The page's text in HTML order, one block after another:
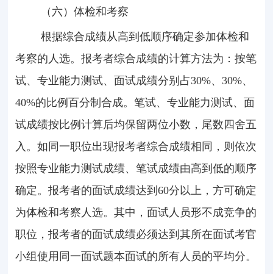
（六）体检和考察
根据综合成绩从高到低顺序确定参加体检和
考察的人选。报考者综合成绩的计算方法为：按笔
试、专业能力测试、面试成绩分别占30%、 30%、
40%的比例百分制合成。笔试、专业能力测试、面
试成绩按比例计算后均保留两位小数，尾数四舍五
入。如同一职位出现报考者综合成绩相同，则依次
按照专业能力测试成绩、笔试成绩由高到低的顺序
确定。报考者的面试成绩达到 60分以上，方可确定
为体检和考察人选。其中，面试人员形不成竞争的
职位，报考者的面试成绩必须达到其所在面试考官
小组使用同一面试题本面试的所有人员的平均分。